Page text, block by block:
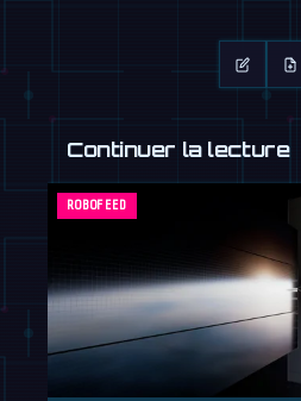
Continuer la lecture
ROBOFEED